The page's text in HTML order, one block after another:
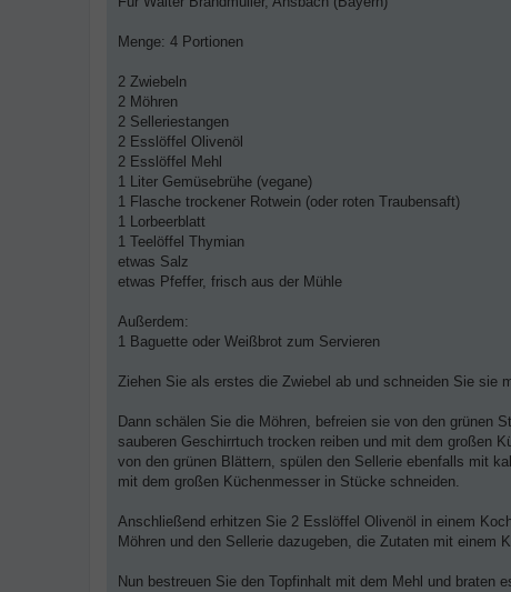
t
g
Menge: 4 Portionen
2 Zwiebeln
2 Möhren
2 Selleriestangen
2 Esslöffel Olivenöl
2 Esslöffel Mehl
1 Liter Gemüsebrühe (vegane)
1 Flasche trockener Rotwein (oder roten Traubensaft)
1 Lorbeerblatt
1 Teelöffel Thymian
etwas Salz
etwas Pfeffer, frisch aus der Mühle
Außerdem:
1 Baguette oder Weißbrot zum Servieren
Ziehen Sie als erstes die Zwiebel ab und schneiden Sie sie
Dann schälen Sie die Möhren, befreien sie von den grünen
sauberen Geschirrtuch trocken reiben und mit dem großen
von den grünen Blättern, spülen den Sellerie ebenfalls mit
mit dem großen Küchenmesser in Stücke schneiden.
Anschließend erhitzen Sie 2 Esslöffel Olivenöl in einem
Möhren und den Sellerie dazugeben, die Zutaten mit einem
Nun bestreuen Sie den Topfinhalt mit dem Mehl und braten